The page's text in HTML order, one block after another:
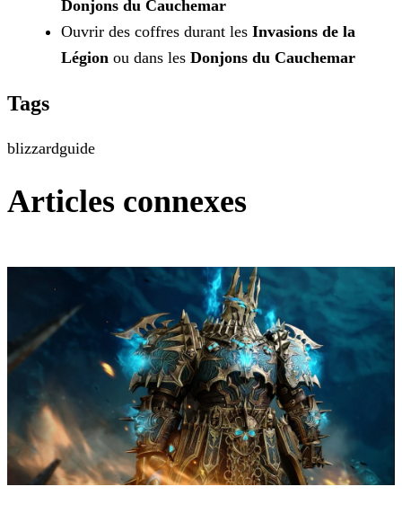
Donjons du Cauchemar
Ouvrir des coffres durant les Invasions de la
Légion ou dans les Donjons du Cauchemar
Tags
blizzardguide
Articles connexes